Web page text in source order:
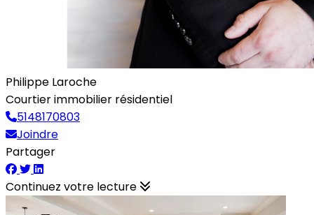
Philippe Laroche
Courtier immobilier résidentiel
5148170803
Joindre
Partager
Continuez votre lecture